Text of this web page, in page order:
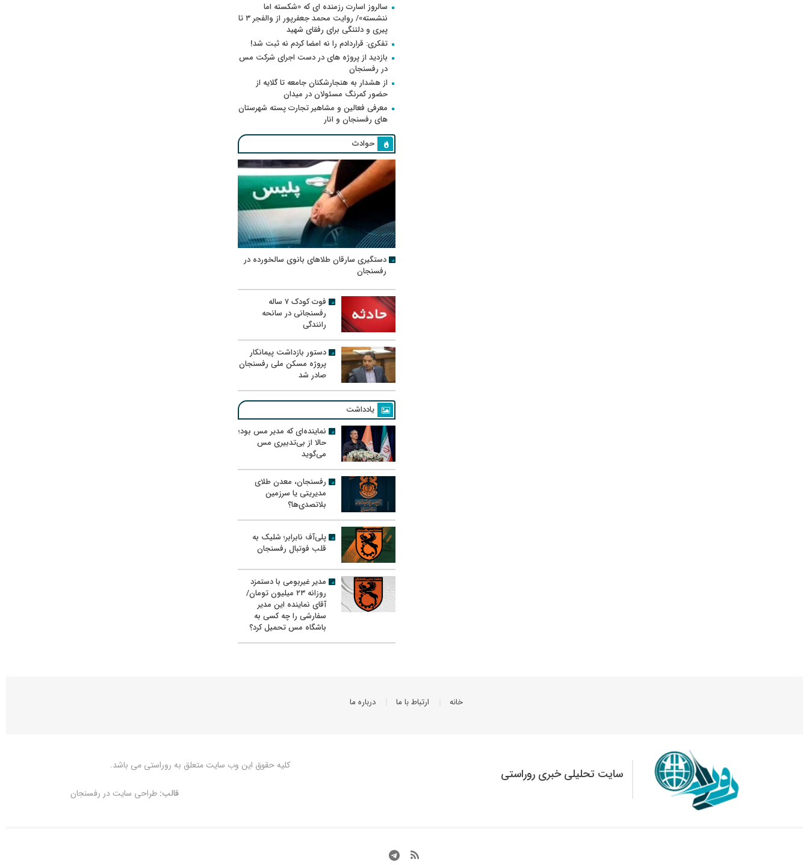
سالروز اسارت رزمنده ای که «شکسته اما
ننشسته»/ روایت محمد جعفرپور از والفجر ۳ تا
پیری و دلتنگی برای رفقای شهید
تفکری: قراردادم را نه امضا کردم نه ثبت شد!
بازدید از پروژه های در دست اجرای شرکت مس
در رفسنجان
از هشدار به هنجارشکنان جامعه تا گلایه از
حضور کمرنگ مسئولان در میدان
معرفی فعالین و مشاهیر تجارت پسته شهرستان
های رفسنجان و انار
حوادث
دستگیری سارقان طلاهای بانوی سالخورده در
رفسنجان
فوت کودک ۷ ساله
رفسنجانی در سانحه
رانندگی
دستور بازداشت پیمانکار
پروژه مسکن ملی رفسنجان
صادر شد
یادداشت
نماینده‌ای که مدیر مس بود؛
حالا از بی‌تدبیری مس
می‌گوید
رفسنجان، معدن طلای
مدیریتی یا سرزمین
بلاتصدی‌ها؟
پلی‌آف نابرابر؛ شلیک به
قلب فوتبال رفسنجان
مدیر غیربومی با دستمزد
روزانه ۲۳ میلیون تومان/
آقای نماینده این مدیر
سفارشی را چه کسی به
باشگاه مس تحمیل کرد؟
خانه ارتباط با ما درباره ما
سایت تحلیلی خبری روراستی
کلیه حقوق این وب سایت متعلق به روراستی می باشد.
قالب: طراحی سایت در رفسنجان